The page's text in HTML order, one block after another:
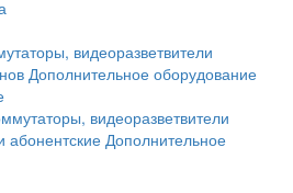
видеоразветвители
Дополнительное оборудование
видеоразветвители
абонентские Дополнительное